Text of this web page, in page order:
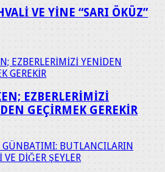
VE YİNE “SARI ÖKÜZ”
EZBERLERİMİZİ
GEÇİRMEK GEREKİR